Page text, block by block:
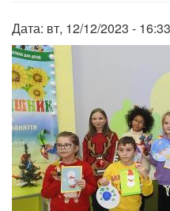
Дата: вт, 12/12/2023 - 16:33